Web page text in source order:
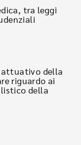
tra leggi
attuativo della
riguardo ai
della